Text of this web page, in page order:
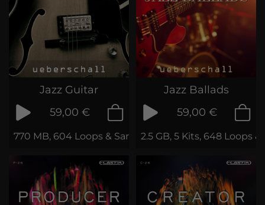
Jazz Guitar
59,00 €
770 MB, 604 Loops & Samples
Jazz Ballads
59,00 €
2.5 GB, 5 Kits, 648 Loops &